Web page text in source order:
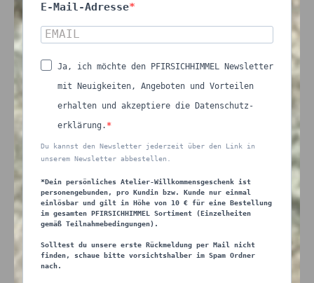
E-Mail-Adresse
Ja, ich möchte den PFIRSICHHIMMEL Newsletter
mit Neuigkeiten, Angeboten und Vorteilen
erhalten und akzeptiere die Datenschutz-
erklärung.
Du kannst den Newsletter jederzeit über den Link in
unserem Newsletter abbestellen.
*Dein persönliches Atelier-Willkommensgeschenk ist
personengebunden, pro Kundin bzw. Kunde nur einmal
einlösbar und gilt in Höhe von 10 € für eine Bestellung
im gesamten PFIRSICHHIMMEL Sortiment (Einzelheiten
gemäß Teilnahmebedingungen).
Solltest du unsere erste Rückmeldung per Mail nicht
finden, schaue bitte vorsichtshalber im Spam Ordner
nach.